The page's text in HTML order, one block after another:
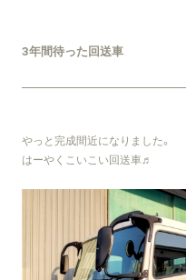
3年間待った回送車
やっと完成間近になりました。
はーやくこいこい回送車♬